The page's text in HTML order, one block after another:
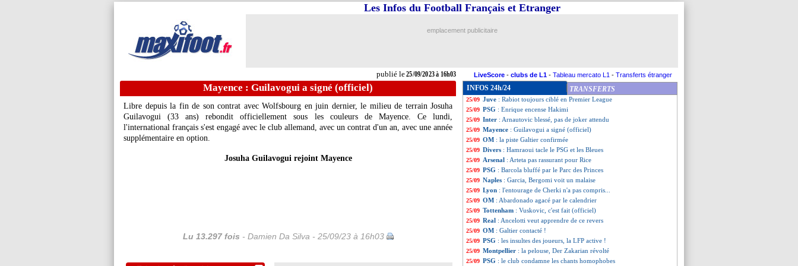
publié le25/09/2023 à 16h03
Les Infos du Football Français et Etranger
emplacement publicitaire
LiveScore - clubs de L1 - Tableau mercato L1 - Transferts étranger
Mayence : Guilavogui a signé (officiel)
Libre depuis la fin de son contrat avec Wolfsbourg en juin dernier, le milieu de terrain Josuha
Guilavogui (33 ans) rebondit officiellement sous les couleurs de Mayence. Ce lundi,
l'international français s'est engagé avec le club allemand, avec un contrat d'un an, avec une année
supplémentaire en option.
Josuha Guilavogui rejoint Mayence
Lu 13.297 fois - Damien Da Silva - 25/09/23 à 16h03
INFOS 24h/24 TRANSFERTS
25/09 Clermont: Bayo, P. Gastien est amer
25/09 L1: presque 6 fois moins d'expulsions !
25/09 Lille: la situation de l'OL, Umtiti se livre
25/09 Tottenham : Maddison répond à la pique de Saka
25/09 Juve : Rabiot toujours ciblé en Premier League
25/09 PSG : Enrique encense Hakimi
25/09 Inter : Arnautovic blessé, pas de joker attendu
25/09 Mayence : Guilavogui a signé (officiel)
25/09 OM : la piste Galtier confirmée
25/09 Divers : Hamraoui tacle le PSG et les Bleues
25/09 Arsenal : Arteta pas rassurant pour Rice
25/09 PSG : Barcola bluffé par le Parc des Princes
25/09 Naples : Garcia, Bergomi voit un malaise
25/09 Lyon : l'entourage de Cherki n'a pas compris...
25/09 OM : Abardonado agacé par le calendrier
25/09 Tottenham : Vuskovic, c'est fait (officiel)
25/09 Real : Ancelotti veut apprendre de ce revers
25/09 OM : Galtier contacté !
25/09 PSG : les insultes des joueurs, la LFP active !
25/09 Montpellier : la pelouse, Der Zakarian révolté
25/09 PSG : le club condamne les chants homophobes